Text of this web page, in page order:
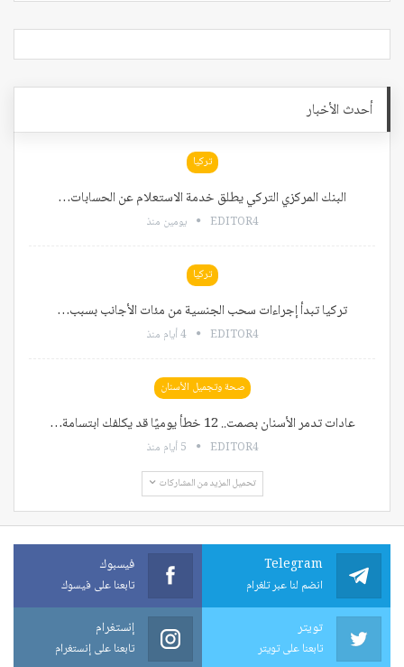
أحدث الأخبار
تركيا
البنك المركزي التركي يطلق خدمة الاستعلام عن الحسابات…
EDITOR4 يومين منذ
تركيا
تركيا تبدأ إجراءات سحب الجنسية من مئات الأجانب بسبب…
EDITOR4 4 أيام منذ
صحة وتجميل الأسنان
عادات تدمر الأسنان بصمت.. 12 خطأ يوميًا قد يكلفك ابتسامة…
EDITOR4 5 أيام منذ
تحميل المزيد من المشاركات
Telegram
انضم لنا عبر تلغرام
فيسبوك
تابعنا على فيسوك
تويتر
تابعنا على تويتر
إنستغرام
تابعنا على إنستغرام